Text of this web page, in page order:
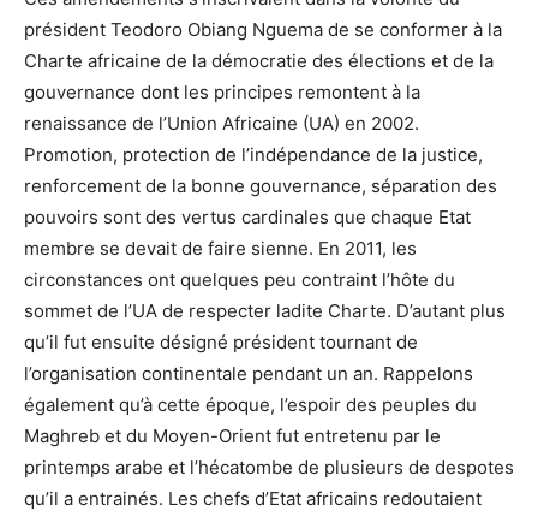
président Teodoro Obiang Nguema de se conformer à la
Charte africaine de la démocratie des élections et de la
gouvernance dont les principes remontent à la
renaissance de l’Union Africaine (UA) en 2002.
Promotion, protection de l’indépendance de la justice,
renforcement de la bonne gouvernance, séparation des
pouvoirs sont des vertus cardinales que chaque Etat
membre se devait de faire sienne. En 2011, les
circonstances ont quelques peu contraint l’hôte du
sommet de l’UA de respecter ladite Charte. D’autant plus
qu’il fut ensuite désigné président tournant de
l’organisation continentale pendant un an. Rappelons
également qu’à cette époque, l’espoir des peuples du
Maghreb et du Moyen-Orient fut entretenu par le
printemps arabe et l’hécatombe de plusieurs de despotes
qu’il a entrainés. Les chefs d’Etat africains redoutaient